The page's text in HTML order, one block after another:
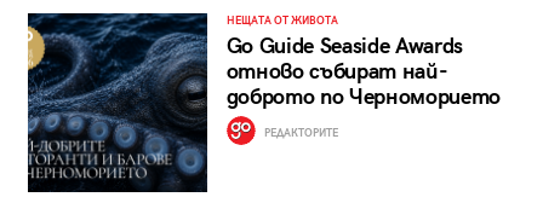
НЕЩАТА ОТ ЖИВОТА
Go Guide Seaside Awards
отново събират най-
доброто по Черноморието
РЕДАКТОРИТЕ